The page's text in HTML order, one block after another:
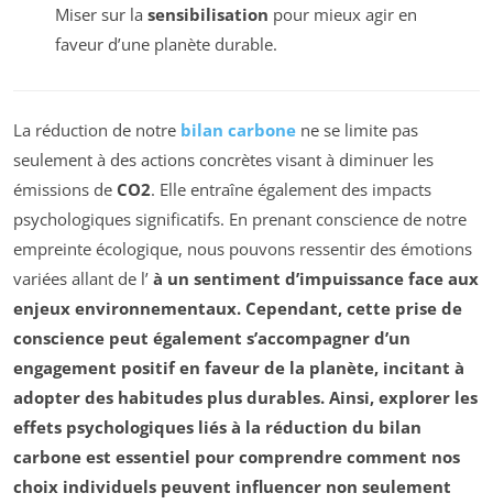
Miser sur la sensibilisation pour mieux agir en
faveur d’une planète durable.
La réduction de notre bilan carbone ne se limite pas
seulement à des actions concrètes visant à diminuer les
émissions de CO2. Elle entraîne également des impacts
psychologiques significatifs. En prenant conscience de notre
empreinte écologique, nous pouvons ressentir des émotions
variées allant de l’ à un sentiment d’impuissance face aux
enjeux environnementaux. Cependant, cette prise de
conscience peut également s’accompagner d’un
engagement positif en faveur de la planète, incitant à
adopter des habitudes plus durables. Ainsi, explorer les
effets psychologiques liés à la réduction du bilan
carbone est essentiel pour comprendre comment nos
choix individuels peuvent influencer non seulement